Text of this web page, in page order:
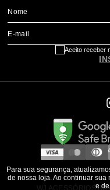
Nome
E-mail
Aceito receber
WJ ACESSÓRIOS
Para sua segurança,
de nossa loja. Ao continuar
e